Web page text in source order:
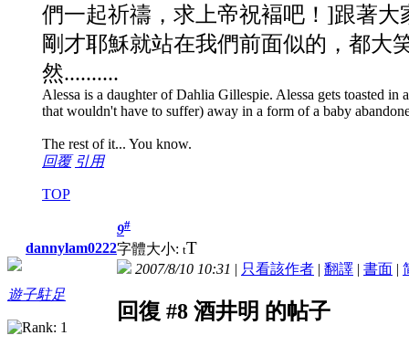
們一起祈禱，求上帝祝褔吧！]跟著
剛才耶穌就站在我們前面似的，都大
然..........
Alessa is a daughter of Dahlia Gillespie. Alessa gets toasted in
that wouldn't have to suffer) away in a form of a baby
The rest of it... You know.
回覆 引用
TOP
dannylam0222
遊子駐足
9#
字體大小: tT
2007/8/10 10:31 | 只看該作者 | 翻譯 | 書面 |
回復 #8 酒井明 的帖子